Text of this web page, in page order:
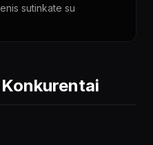
sutinkate su